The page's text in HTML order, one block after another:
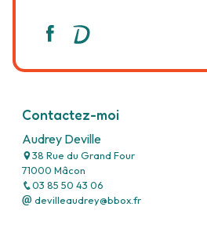
Contactez-moi
Audrey Deville
38 Rue du Grand Four
71000 Mâcon
03 85 50 43 06
devilleaudrey@bbox.fr